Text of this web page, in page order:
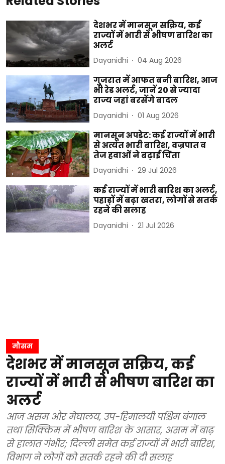
देशभर में मानसून सक्रिय, कई
राज्यों में भारी से भीषण बारिश का
अलर्ट
Dayanidhi 04 Aug 2026
गुजरात में आफत बनी बारिश, आज
भी रेड अलर्ट, जानें 20 से ज्यादा
राज्य जहां बरसेंगे बादल
Dayanidhi 01 Aug 2026
मानसून अपडेट: कई राज्यों में भारी
से अत्यंत भारी बारिश, वज्रपात व
तेज हवाओं ने बढ़ाई चिंता
Dayanidhi 29 Jul 2026
कई राज्यों में भारी बारिश का अलर्ट,
पहाड़ों में बढ़ा खतरा, लोगों से सतर्क
रहने की सलाह
Dayanidhi 21 Jul 2026
मौसम
देशभर में मानसून सक्रिय, कई
राज्यों में भारी से भीषण बारिश का
अलर्ट
आज असम और मेघालय, उप-हिमालयी पश्चिम बंगाल
तथा सिक्किम में भीषण बारिश के आसार, असम में बाढ़
से हालात गंभीर; दिल्ली समेत कई राज्यों में भारी बारिश,
विभाग ने लोगों को सतर्क रहने की दी सलाह